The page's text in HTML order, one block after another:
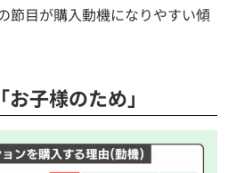
節目が購入動機になりやすい傾
お子様のため」